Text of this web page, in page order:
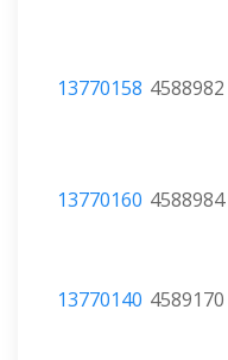
13770158 4588982
13770160 4588984
13770140 4589170